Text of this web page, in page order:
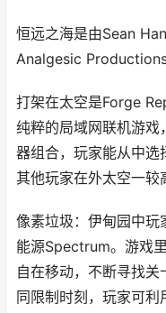
恒远之海是由Sean
Analgesic Productions
打架在太空是Forge
纯粹的局域网联机游戏
器组合，玩家能从中选
其他玩家在外太空一较
像素垃圾：伊甸园中玩
能源Spectrum。游戏
自在移动，不断寻找
同限制时刻，玩家可